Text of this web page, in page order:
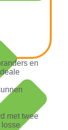
en
met twee